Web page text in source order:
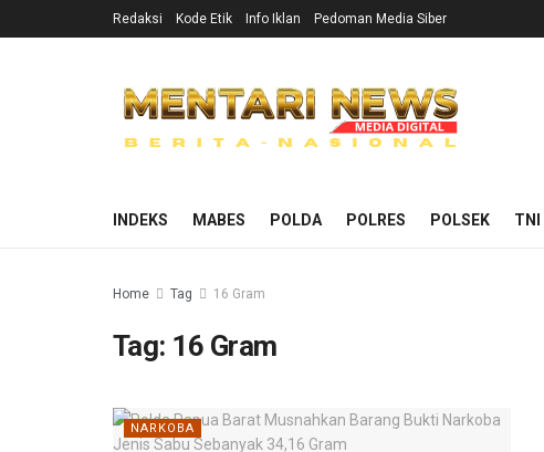
Redaksi Kode Etik Info Iklan Pedoman Media Siber
INDEKS MABES POLDA POLRES POLSEK TNI
Home Tag 16 Gram
Tag: 16 Gram
NARKOBA